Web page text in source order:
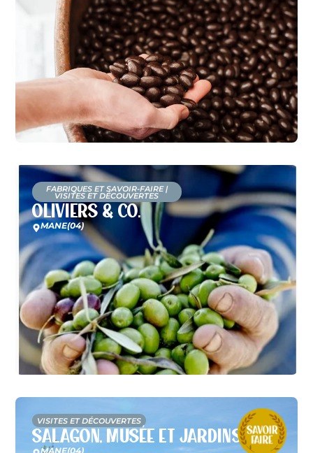
FABRIQUES ET SAVOIR-FAIRE|
VISITES ET DÉCOUVERTES
Oliviers & Co.
MANE(04)
VISITES ET DÉCOUVERTES
Salagon, Musée et Jardins
MANE(04)